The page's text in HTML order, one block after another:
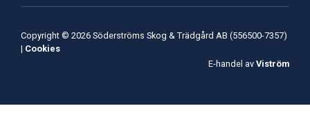
Copyright © 2026 Söderströms Skog & Trädgård AB (556500-7357)
| Cookies
E-handel av Viström